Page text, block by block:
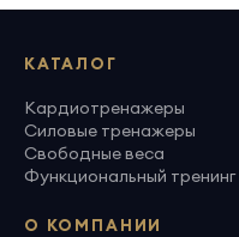
КАТАЛОГ
Кардиотренажеры
Силовые тренажеры
Свободные веса
Функциональный тренинг
О КОМПАНИИ